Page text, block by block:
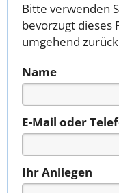
Bitte verwenden
bevorzugt dieses
umgehend
Name
E-Mail oder
Ihr Anliegen